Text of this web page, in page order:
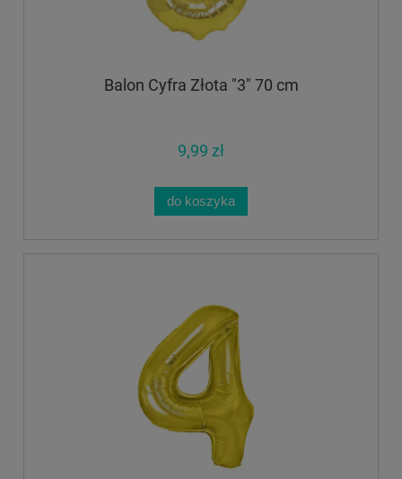
Balon Cyfra Złota "3" 70 cm
9,99 zł
do koszyka